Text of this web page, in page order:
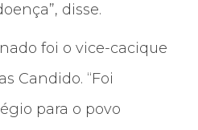
disse.
foi o vice-cacique
Candido. “Foi
para o povo